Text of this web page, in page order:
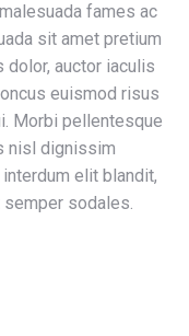
fames ac
sit amet pretium
dolor, auctor iaculis
euismod risus
Morbi pellentesque
nisl dignissim
elit blandit,
sodales.